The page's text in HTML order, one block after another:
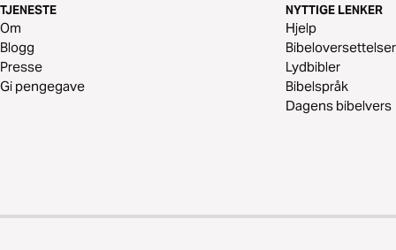
TJENESTE
Om
Blogg
Presse
Gi pengegave
NYTTIGE LENKER
Hjelp
Bibeloversettelser
Lydbibler
Bibelspråk
Dagens bibelvers